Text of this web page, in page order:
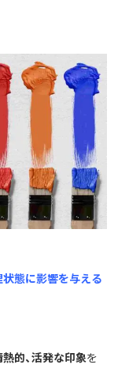
態に影響を与える
的、活発な印象を